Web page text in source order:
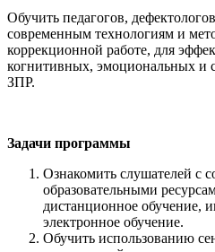
Обучить педагогов,
современным технологиям и
коррекционной работе, для
когнитивных, эмоциональных и
ЗПР.
Задачи программы
Ознакомить слушателей с
образовательными
дистанционное обучение,
электронное обучение.
Обучить использованию